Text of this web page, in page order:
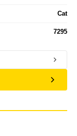
Cat
7295